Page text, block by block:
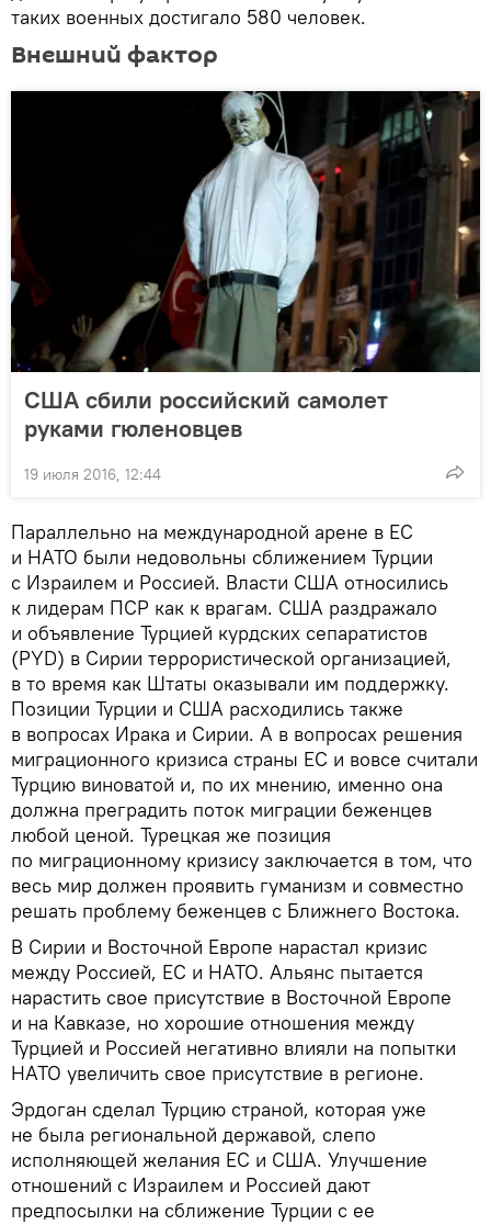
таких военных достигало 580 человек.
Внешний фактор
США сбили российский самолет
руками гюленовцев
19 июля 2016, 12:44
Параллельно на международной арене в ЕС
и НАТО были недовольны сближением Турции
с Израилем и Россией. Власти США относились
к лидерам ПСР как к врагам. США раздражало
и объявление Турцией курдских сепаратистов
(PYD) в Сирии террористической организацией,
в то время как Штаты оказывали им поддержку.
Позиции Турции и США расходились также
в вопросах Ирака и Сирии. А в вопросах решения
миграционного кризиса страны ЕС и вовсе считали
Турцию виноватой и, по их мнению, именно она
должна преградить поток миграции беженцев
любой ценой. Турецкая же позиция
по миграционному кризису заключается в том, что
весь мир должен проявить гуманизм и совместно
решать проблему беженцев с Ближнего Востока.
В Сирии и Восточной Европе нарастал кризис
между Россией, ЕС и НАТО. Альянс пытается
нарастить свое присутствие в Восточной Европе
и на Кавказе, но хорошие отношения между
Турцией и Россией негативно влияли на попытки
НАТО увеличить свое присутствие в регионе.
Эрдоган сделал Турцию страной, которая уже
не была региональной державой, слепо
исполняющей желания ЕС и США. Улучшение
отношений с Израилем и Россией дают
предпосылки на сближение Турции с ее